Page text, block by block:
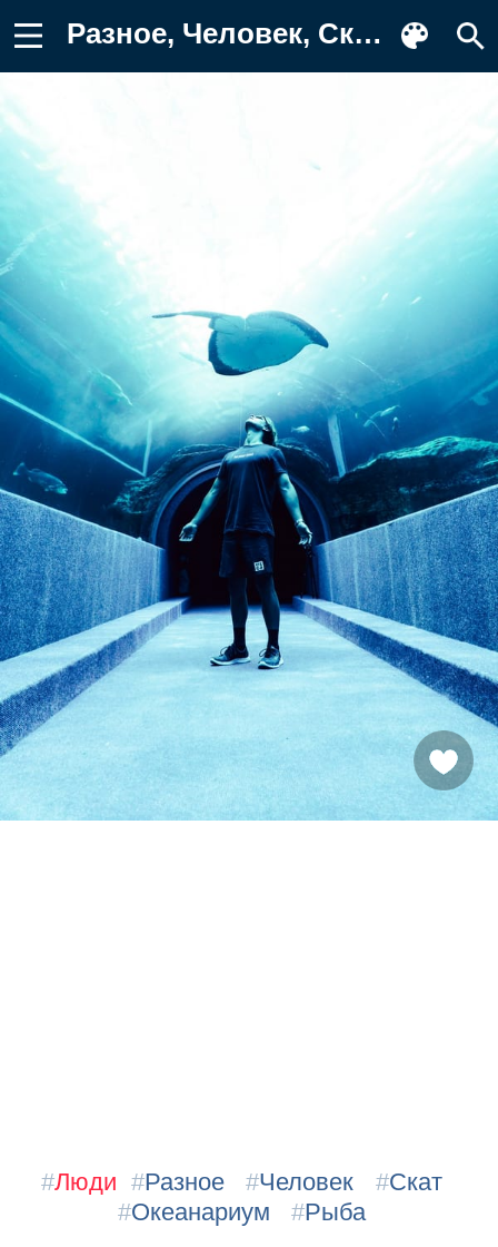
Разное, Человек, Скат, Океанариум, Рыба Картинка для телефона
#Люди #Разное #Человек #Скат
#Океанариум #Рыба